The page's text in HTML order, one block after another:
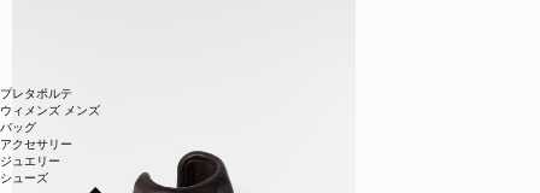
プレタポルテ
ウィメンズ メンズ
バッグ
アクセサリー
ジュエリー
シューズ